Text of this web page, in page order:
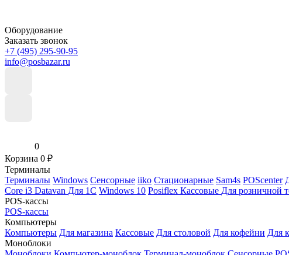
Оборудование
Заказать звонок
+7 (495) 295-90-95
info@posbazar.ru
0
Корзина 0 ₽
Терминалы
Терминалы Windows Сенсорные iiko Стационарные Sam4s POScenter
Core i3 Datavan Для 1С Windows 10 Posiflex Кассовые Для розничной
POS-кассы
POS-кассы
Компьютеры
Компьютеры Для магазина Кассовые Для столовой Для кофейни Для
Моноблоки